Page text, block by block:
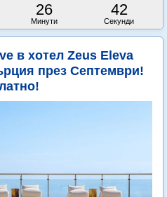
26
Минути
42
Секунди
в хотел Zeus Eleva
през Септември!